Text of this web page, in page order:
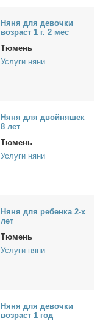
Ня­ня для де­воч­ки
воз­раст 1 г. 2 мес
Тюмень
Услуги няни
Ня­ня для двой­ня­шек
8 лет
Тюмень
Услуги няни
Ня­ня для ре­бен­ка 2-х
лет
Тюмень
Услуги няни
Ня­ня для де­воч­ки
воз­раст 1 год